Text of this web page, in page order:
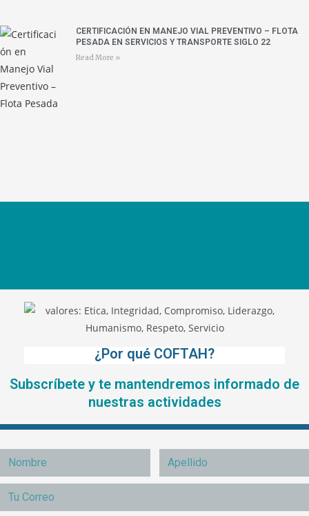
CERTIFICACIÓN EN MANEJO VIAL PREVENTIVO – FLOTA
PESADA EN SERVICIOS Y TRANSPORTE SIGLO 22
Read More »
¿Por qué COFTAH?
Subscríbete y te mantendremos informado de
nuestras actividades